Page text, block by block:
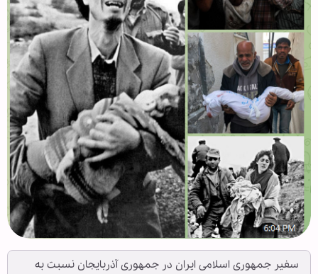
سفیر جمهوری اسلامی ایران در جمهوری آذربایجان نسبت به